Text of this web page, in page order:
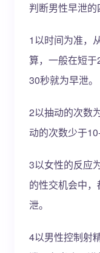
判断男性早泄的
1以时间为准，
算，一般在短
30秒就为早泄。
2以抽动的次数
动的次数少于
3以女性的反应
的性交机会中
泄。
4以男性控制射